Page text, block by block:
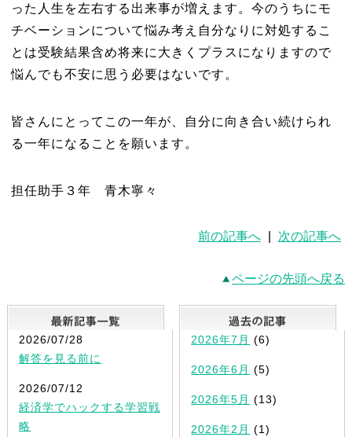
った人生を左右する出来事が増えます。今のうちにモ
チベーションについて悩み考え自分なりに対処するこ
とは受験結果含め将来に大きくプラスになりますので
悩んでも不安に思う必要はないです。
皆さんにとってこの一年が、自分に向き合い続けられ
る一年になることを願います。
担任助手３年 青木寧々
前の記事へ 次の記事へ
ページの先頭へ戻る
最新記事一覧
2026/07/28
解答を見る前に
2026/07/12
経済学でハックする学習戦
略
2026年7月 (6)
2026年6月 (5)
2026年5月 (13)
2026年2月 (1)